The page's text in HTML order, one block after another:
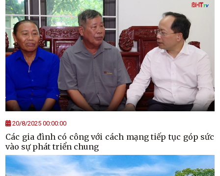
20/8/2025 00:00:00
Các gia đình có công với cách mạng tiếp tục góp sức
vào sự phát triển chung